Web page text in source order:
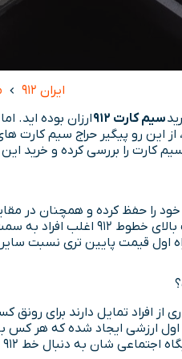
ایران 912
سیم کارت 912
ارزان بوده اید.
سیم کارت را بررسی کرده و خرید
در صورتی که هنوز هم امکان خرید
اول قیمت پایین تری نسبت سایر
همراه اول ایده آل برای هدیه دادن به سیم کارت اولی هاست.